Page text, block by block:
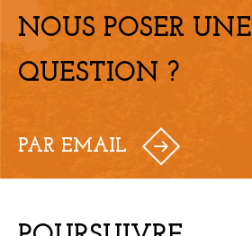
NOUS POSER UNE
QUESTION ?
PAR EMAIL